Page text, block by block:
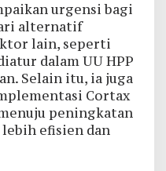
urgensi bagi
alternatif
lain, seperti
dalam UU HPP
Selain itu, ia juga
Cortax
peningkatan
efisien dan